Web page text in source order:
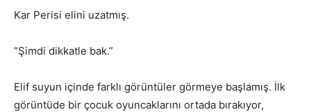
Kar Perisi elini uzatmış.
“Şimdi dikkatle bak.”
Elif suyun içinde farklı görüntüler görmeye başlamış. İlk
görüntüde bir çocuk oyuncaklarını ortada bırakıyor,